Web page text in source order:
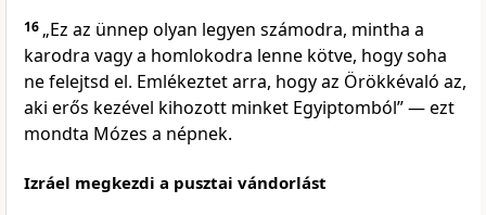
16 „Ez az ünnep olyan legyen számodra, mintha a
karodra vagy a homlokodra lenne kötve, hogy soha
ne felejtsd el. Emlékeztet arra, hogy az Örökkévaló az,
aki erős kezével kihozott minket Egyiptomból” — ezt
mondta Mózes a népnek.
Izráel megkezdi a pusztai vándorlást